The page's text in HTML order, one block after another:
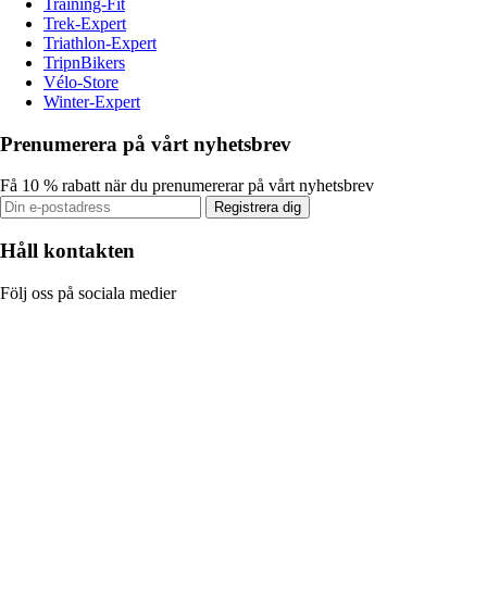
Training-Fit
Trek-Expert
Triathlon-Expert
TripnBikers
Vélo-Store
Winter-Expert
Prenumerera på vårt nyhetsbrev
Få 10 % rabatt när du prenumererar på vårt nyhetsbrev
Registrera dig
Håll kontakten
Följ oss på sociala medier